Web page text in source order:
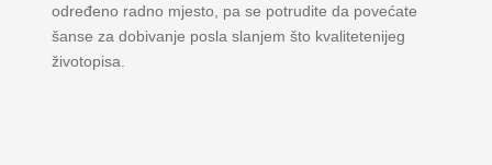
određeno radno mjesto, pa se potrudite da povećate
šanse za dobivanje posla slanjem što kvalitetenijeg
životopisa.